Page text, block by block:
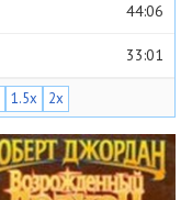
44:06
33:01
43:52
49:42
1.5x 2x